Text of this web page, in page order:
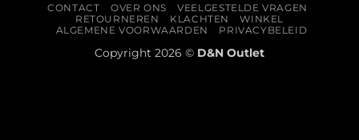
CONTACT OVER ONS
VEELGESTELDE VRAGEN
RETOURNEREN
KLACHTEN
WINKEL
ALGEMENE VOORWAARDEN
PRIVACYBELEID
Copyright 2026 © D&N Outlet